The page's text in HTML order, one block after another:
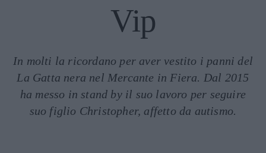
Vip
In molti la ricordano per aver vestito i panni del
La Gatta nera nel Mercante in Fiera. Dal 2015
ha messo in stand by il suo lavoro per seguire
suo figlio Christopher, affetto da autismo.